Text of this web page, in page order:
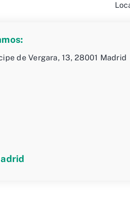
de Vergara, 13, 28001 Madrid